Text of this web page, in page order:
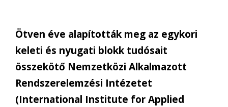
Ötven éve alapították meg az egykori
keleti és nyugati blokk tudósait
összekötő Nemzetközi Alkalmazott
Rendszerelemzési Intézetet
(International Institute for Applied